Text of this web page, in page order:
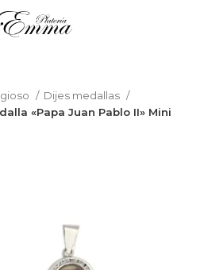
Dijes medallas
«Papa Juan Pablo II» Mini